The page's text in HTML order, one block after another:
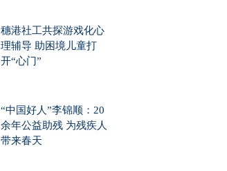
穗港社工共探游戏化心
理辅导 助困境儿童打
开“心门”
“中国好人”李锦顺：20
余年公益助残 为残疾人
带来春天